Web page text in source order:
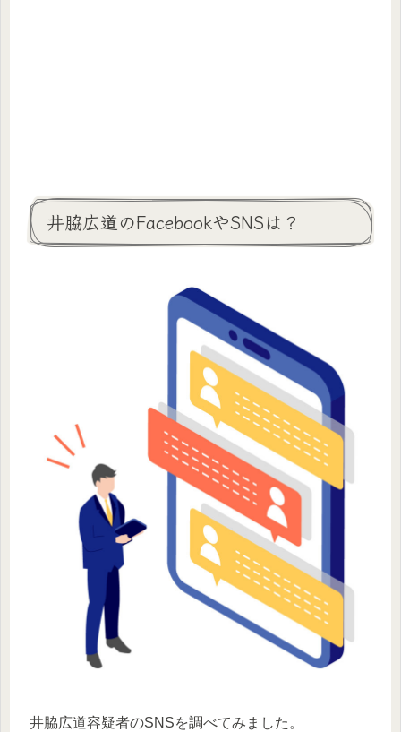
井脇広道のFacebookやSNSは？
井脇広道容疑者のSNSを調べてみました。